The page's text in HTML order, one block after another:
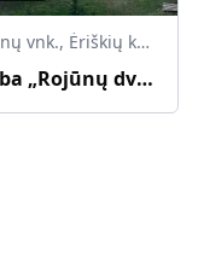
Rojūnų vnk., Ėriškių km., Upytės seniūnija, Panevėžio raj.
Sodyba „Rojūnų dvaras“